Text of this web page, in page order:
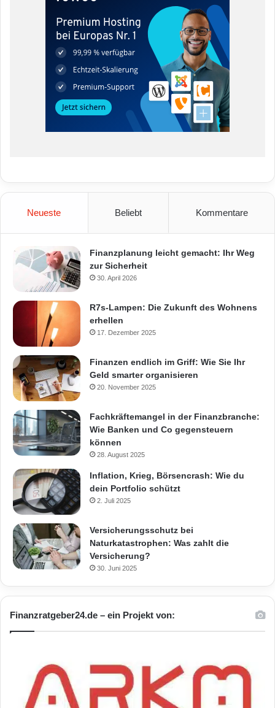
Neueste Beliebt Kommentare
Finanzplanung leicht gemacht: Ihr Weg
zur Sicherheit
30. April 2026
R7s-Lampen: Die Zukunft des Wohnens
erhellen
17. Dezember 2025
Finanzen endlich im Griff: Wie Sie Ihr
Geld smarter organisieren
20. November 2025
Fachkräftemangel in der Finanzbranche:
Wie Banken und Co gegensteuern
können
28. August 2025
Inflation, Krieg, Börsencrash: Wie du
dein Portfolio schützt
2. Juli 2025
Versicherungsschutz bei
Naturkatastrophen: Was zahlt die
Versicherung?
30. Juni 2025
Finanzratgeber24.de – ein Projekt von: